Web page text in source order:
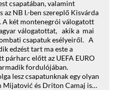
csapatában, valamint
az NB I.-ben szereplő Kisvárda
A két montenegrói válogatott
válogatottat, akik a mai
csapatuk esélyeiről. A
edzést tart ma este a
párharc előtt az UEFA EURO
fordulójában.
lesz csapatunknak egy olyan
Mijatović és Driton Camaj is…